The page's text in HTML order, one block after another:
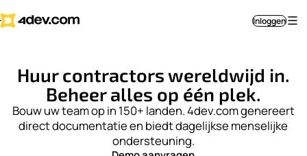
Inloggen
Huur contractors wereldwijd in.
Beheer alles op één plek.
Bouw uw team op in 150+ landen. 4dev.com genereert
direct documentatie en biedt dagelijkse menselijke
ondersteuning.